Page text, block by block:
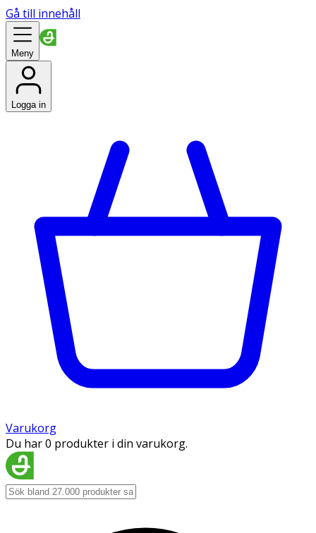
Gå till innehåll
Meny
Logga in
Varukorg
Du har 0 produkter i din varukorg.